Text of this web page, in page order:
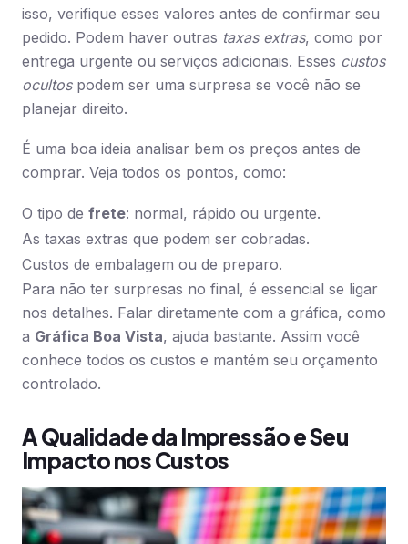
isso, verifique esses valores antes de confirmar seu
pedido. Podem haver outras taxas extras, como por
entrega urgente ou serviços adicionais. Esses custos
ocultospodem ser uma surpresa se você não se
planejar direito.
É uma boa ideia analisar bem os preços antes de
comprar. Veja todos os pontos, como:
O tipo de frete: normal, rápido ou urgente.
As taxas extras que podem ser cobradas.
Custos de embalagem ou de preparo.
Para não ter surpresas no final, é essencial se ligar
nos detalhes. Falar diretamente com a gráfica, como
a Gráfica Boa Vista, ajuda bastante. Assim você
conhece todos os custos e mantém seu orçamento
controlado.
A Qualidade da Impressão e Seu
Impacto nos Custos